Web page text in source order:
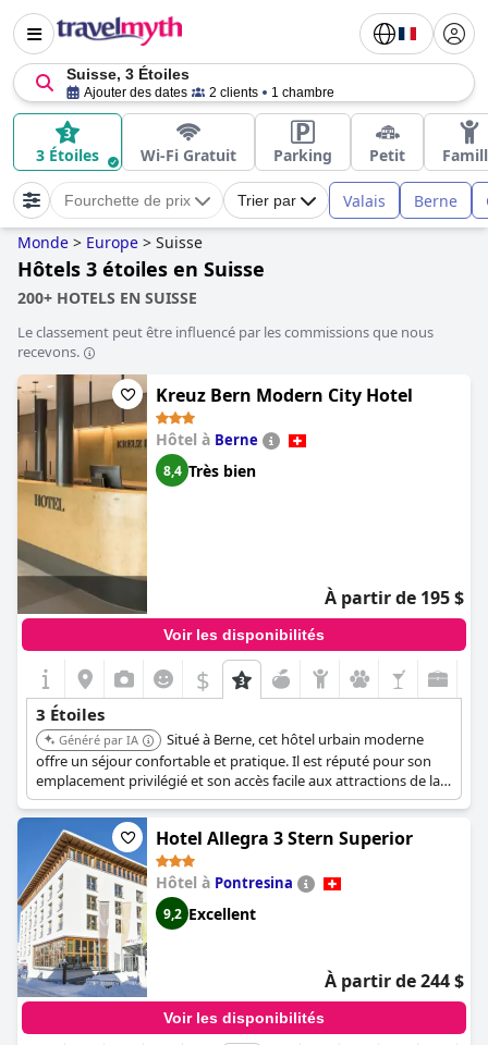
Suisse, 3 Étoiles
Ajouter des dates 2 clients 1 chambre
3 Étoiles Wi-Fi Gratuit Parking Petit
Fourchette de prix Trier par Valais Berne
Monde > Europe > Suisse
Hôtels 3 étoiles en Suisse
200+ HOTELS EN SUISSE
Le classement peut être influencé par les commissions que nous
recevons.
Kreuz Bern Modern City Hotel
Hôtel à Berne
8,4 Très bien
À partir de 195 $
Voir les disponibilités
$
3 Étoiles
Généré par IA
Situé à Berne, cet hôtel urbain moderne
offre un séjour confortable et pratique. Il est réputé pour son
emplacement privilégié et son accès facile aux attractions de la
ville, ce qui en fait un choix fiable pour les voyageurs.
Hotel Allegra 3 Stern Superior
Hôtel à Pontresina
9,2 Excellent
À partir de 244 $
Voir les disponibilités